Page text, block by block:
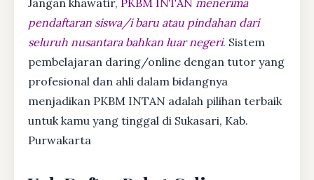
pendaftaran siswa/i baru atau pindahan dari
seluruh nusantara bahkan luar negeri. Sistem
pembelajaran daring/online dengan tutor yang
profesional dan ahli dalam bidangnya
menjadikan PKBM INTAN adalah pilihan terbaik
untuk kamu yang tinggal di Sukasari, Kab.
Purwakarta